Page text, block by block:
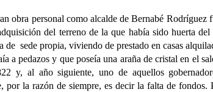
personal como alcalde de Bernabé Rodríguez
del terreno de la que había sido huerta
de sede propia, viviendo de prestado en casas
a pedazos y que poseía una araña de cristal en el
y, al año siguiente, uno de aquellos
por la razón de siempre, es decir la falta de